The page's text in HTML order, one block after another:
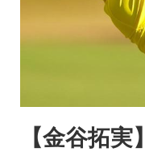
【金谷拓